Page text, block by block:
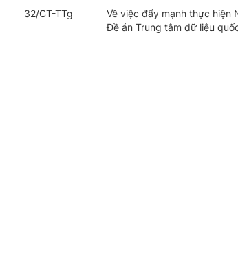
32/CT-TTg
Về việc đẩy mạnh thực hiện
Đề án Trung tâm dữ liệu